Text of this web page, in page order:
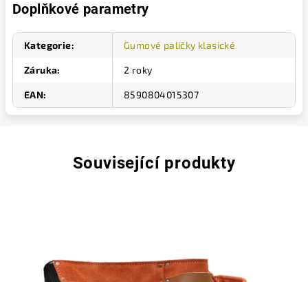
Doplňkové parametry
Kategorie: Gumové paličky klasické
Záruka: 2 roky
EAN: 8590804015307
Související produkty